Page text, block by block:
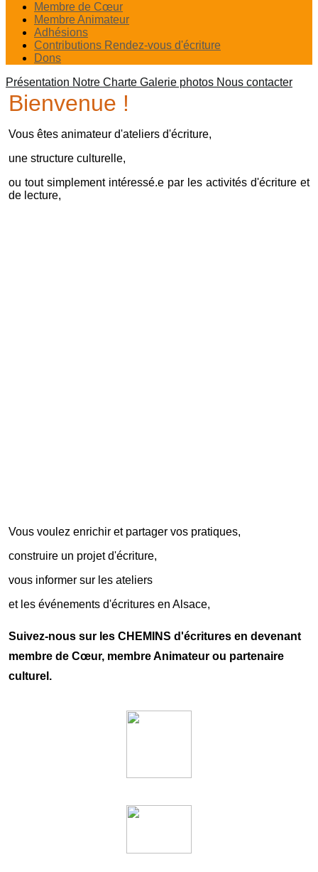
Membre de Cœur
Membre Animateur
Adhésions
Contributions Rendez-vous d'écriture
Dons
Présentation Notre Charte Galerie photos Nous contacter
Bienvenue !
Vous êtes animateur d'ateliers d'écriture,
une structure culturelle,
ou tout simplement intéressé.e par les activités d'écriture et
de lecture,
Vous voulez enrichir et partager vos pratiques,
construire un projet d'écriture,
vous informer sur les ateliers
et les événements d'écritures en Alsace,
Suivez-nous sur les CHEMINS d'écritures en devenant
membre de Cœur, membre Animateur ou partenaire
culturel.